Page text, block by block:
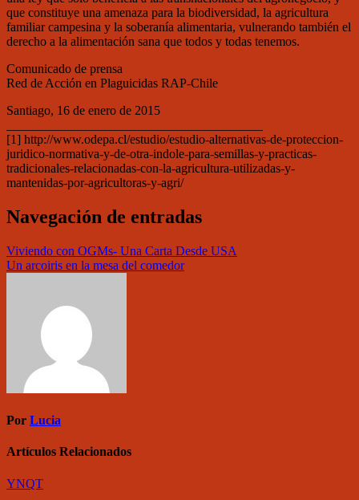
que constituye una amenaza para la biodiversidad, la agricultura
familiar campesina y la soberanía alimentaria, vulnerando también el
derecho a la alimentación sana que todos y todas tenemos.
Comunicado de prensa
Red de Acción en Plaguicidas RAP-Chile
Santiago, 16 de enero de 2015
[1] http://www.odepa.cl/estudio/estudio-alternativas-de-proteccion-
juridico-normativa-y-de-otra-indole-para-semillas-y-practicas-
tradicionales-relacionadas-con-la-agricultura-utilizadas-y-
mantenidas-por-agricultoras-y-agri/
Navegación de entradas
Viviendo con OGMs- Una Carta Desde USA
Un arcoiris en la mesa del comedor
Por Lucia
Artículos Relacionados
YNQT